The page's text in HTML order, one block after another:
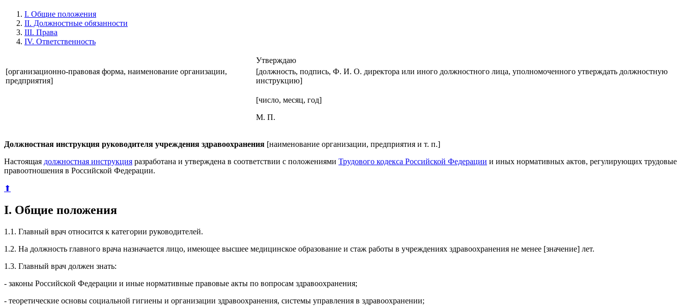
I. Общие положения
II. Должностные обязанности
III. Права
IV. Ответственность
Утверждаю
[организационно-правовая форма, наименование организации,
предприятия]
[должность, подпись, Ф. И. О. директора или иного должностного лица, уполномоченного утверждать должностную
инструкцию]
[число, месяц, год]
М. П.
Должностная инструкция руководителя учреждения здравоохранения [наименование организации, предприятия и т. п.]
Настоящая должностная инструкция разработана и утверждена в соответствии с положениями Трудового кодекса Российской Федерации и иных нормативных актов, регулирующих трудовые
правоотношения в Российской Федерации.
⬆
I. Общие положения
1.1. Главный врач относится к категории руководителей.
1.2. На должность главного врача назначается лицо, имеющее высшее медицинское образование и стаж работы в учреждениях здравоохранения не менее [значение] лет.
1.3. Главный врач должен знать:
- законы Российской Федерации и иные нормативные правовые акты по вопросам здравоохранения;
- теоретические основы социальной гигиены и организации здравоохранения, системы управления в здравоохранении;